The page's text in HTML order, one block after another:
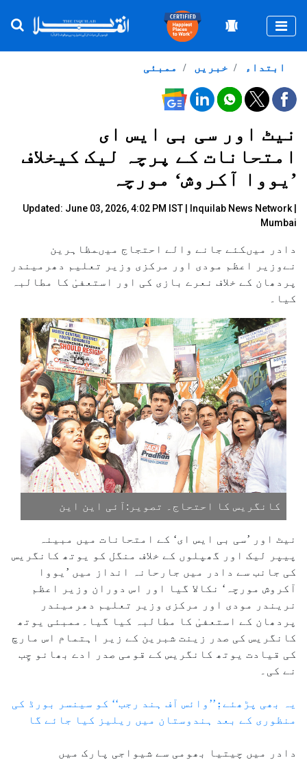
ممبئی خبریں ابتداء
نیٹ اور سی بی ایس ای
امتحانات کے پرچہ لیک کیخلاف
’یووا آکروش‘ مورچہ
Updated: June 03, 2026, 4:02 PM IST | Inquilab News Network
Mumbai
دادر میںکئے جانے والے احتجاج میںمظاہرین
نےوزیر اعظم مودی اور مرکزی وزیر تعلیم دھرمیندر
پردھان کے خلاف نعرے بازی کی اور استعفیٰ کا مطالبہ
کیا۔
کانگریس کا احتحاج۔ تصویر:آئی این این
نیٹ اور ’سی بی ایس ای‘ کے امتحانات میں مبینہ
پیپر لیک اور گھپلوں کے خلاف منگل کو یوتھ کانگریس
کی جانب سے دادر میں جارحانہ انداز میں ’یووا
آکروش مورچہ‘ نکالا گیا اور اس دوران وزیر اعظم
نریندر مودی اور مرکزی وزیر تعلیم دھرمیندر
پردھان کے استعفیٰ کا مطالبہ کیا گیا۔ممبئی یوتھ
کانگریس کی صدر زینت شبرین کے زیر اہتمام اس مارچ
کی قیادت یوتھ کانگریس کے قومی صدر ادے بھانو چِب
نے کی۔
یہ بھی پڑھئے:ٖ’’وائس آف ہند رجب‘‘ کو سینسر بورڈ کی
منظوری کے بعد ہندوستان میں ریلیز کیا جائے گا
دادر میں چیتیا بھومی سے شیواجی پارک میں